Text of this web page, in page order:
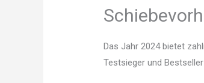
Das Jahr 2024 bietet
Testsieger und